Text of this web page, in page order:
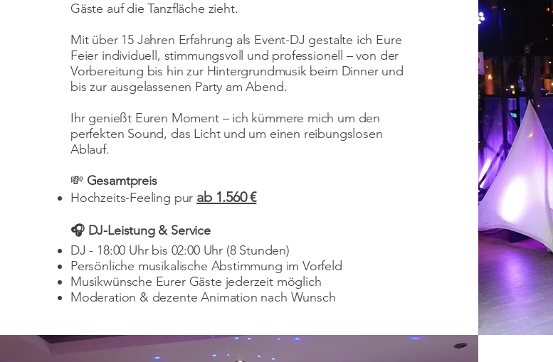
Gäste auf die Tanzfläche zieht.
Mit über 15 Jahren Erfahrung als Event-DJ gestalte ich Eure
Feier individuell, stimmungsvoll und professionell – von der
Vorbereitung bis hin zur Hintergrundmusik beim Dinner und
bis zur ausgelassenen Party am Abend.
Ihr genießt Euren Moment – ich kümmere mich um den
perfekten Sound, das Licht und um einen reibungslosen
Ablauf.
💸 Gesamtpreis
Hochzeits-Feeling pur ab 1.560 €
🎧 DJ-Leistung & Service
DJ - 18:00 Uhr bis 02:00 Uhr (8 Stunden)
Persönliche musikalische Abstimmung im Vorfeld
Musikwünsche Eurer Gäste jederzeit möglich
Moderation & dezente Animation nach Wunsch